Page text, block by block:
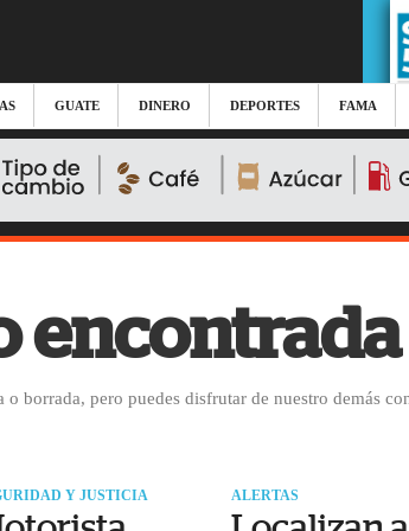
GUATE DINERO DEPORTES FAMA
encontrada
borrada, pero puedes disfrutar de nuestro demás
Y JUSTICIA ALERTAS